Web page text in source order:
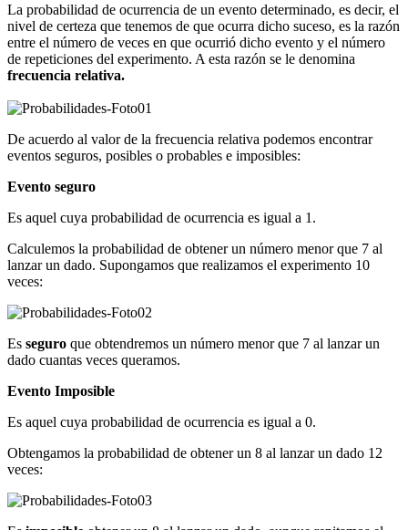
La probabilidad de ocurrencia de un evento determinado, es decir, el
nivel de certeza que tenemos de que ocurra dicho suceso, es la razón
entre el número de veces en que ocurrió dicho evento y el número
de repeticiones del experimento. A esta razón se le denomina
frecuencia relativa.
De acuerdo al valor de la frecuencia relativa podemos encontrar
eventos seguros, posibles o probables e imposibles:
Evento seguro
Es aquel cuya probabilidad de ocurrencia es igual a 1.
Calculemos la probabilidad de obtener un número menor que 7 al
lanzar un dado. Supongamos que realizamos el experimento 10
veces:
Es seguro que obtendremos un número menor que 7 al lanzar un
dado cuantas veces queramos.
Evento Imposible
Es aquel cuya probabilidad de ocurrencia es igual a 0.
Obtengamos la probabilidad de obtener un 8 al lanzar un dado 12
veces: